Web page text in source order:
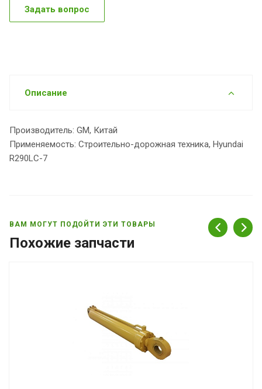
Задать вопрос
Описание
Производитель: GM, Китай
Применяемость: Строительно-дорожная техника, Hyundai
R290LC-7
ВАМ МОГУТ ПОДОЙТИ ЭТИ ТОВАРЫ
Похожие запчасти